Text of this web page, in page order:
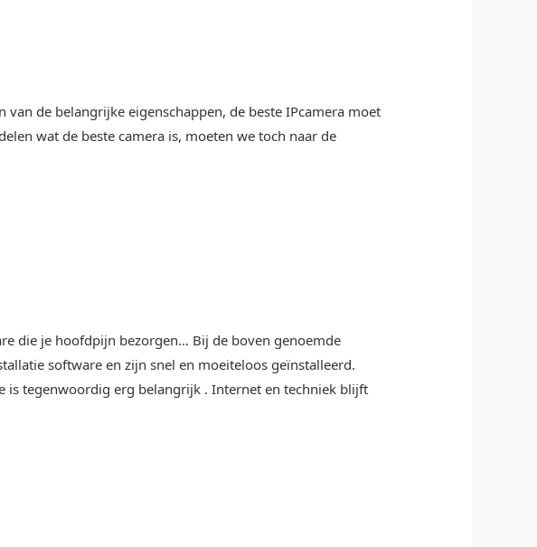
de belangrijke eigenschappen, de beste IPcamera moet
wat de beste camera is, moeten we toch naar de
die je hoofdpijn bezorgen… Bij de boven genoemde
software en zijn snel en moeiteloos geïnstalleerd.
is tegenwoordig erg belangrijk . Internet en techniek blijft